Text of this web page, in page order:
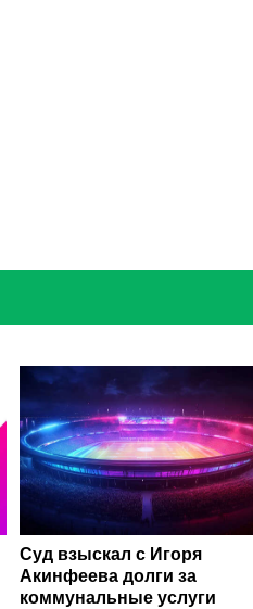
Суд взыскал с Игоря
Акинфеева долги за
коммунальные услуги